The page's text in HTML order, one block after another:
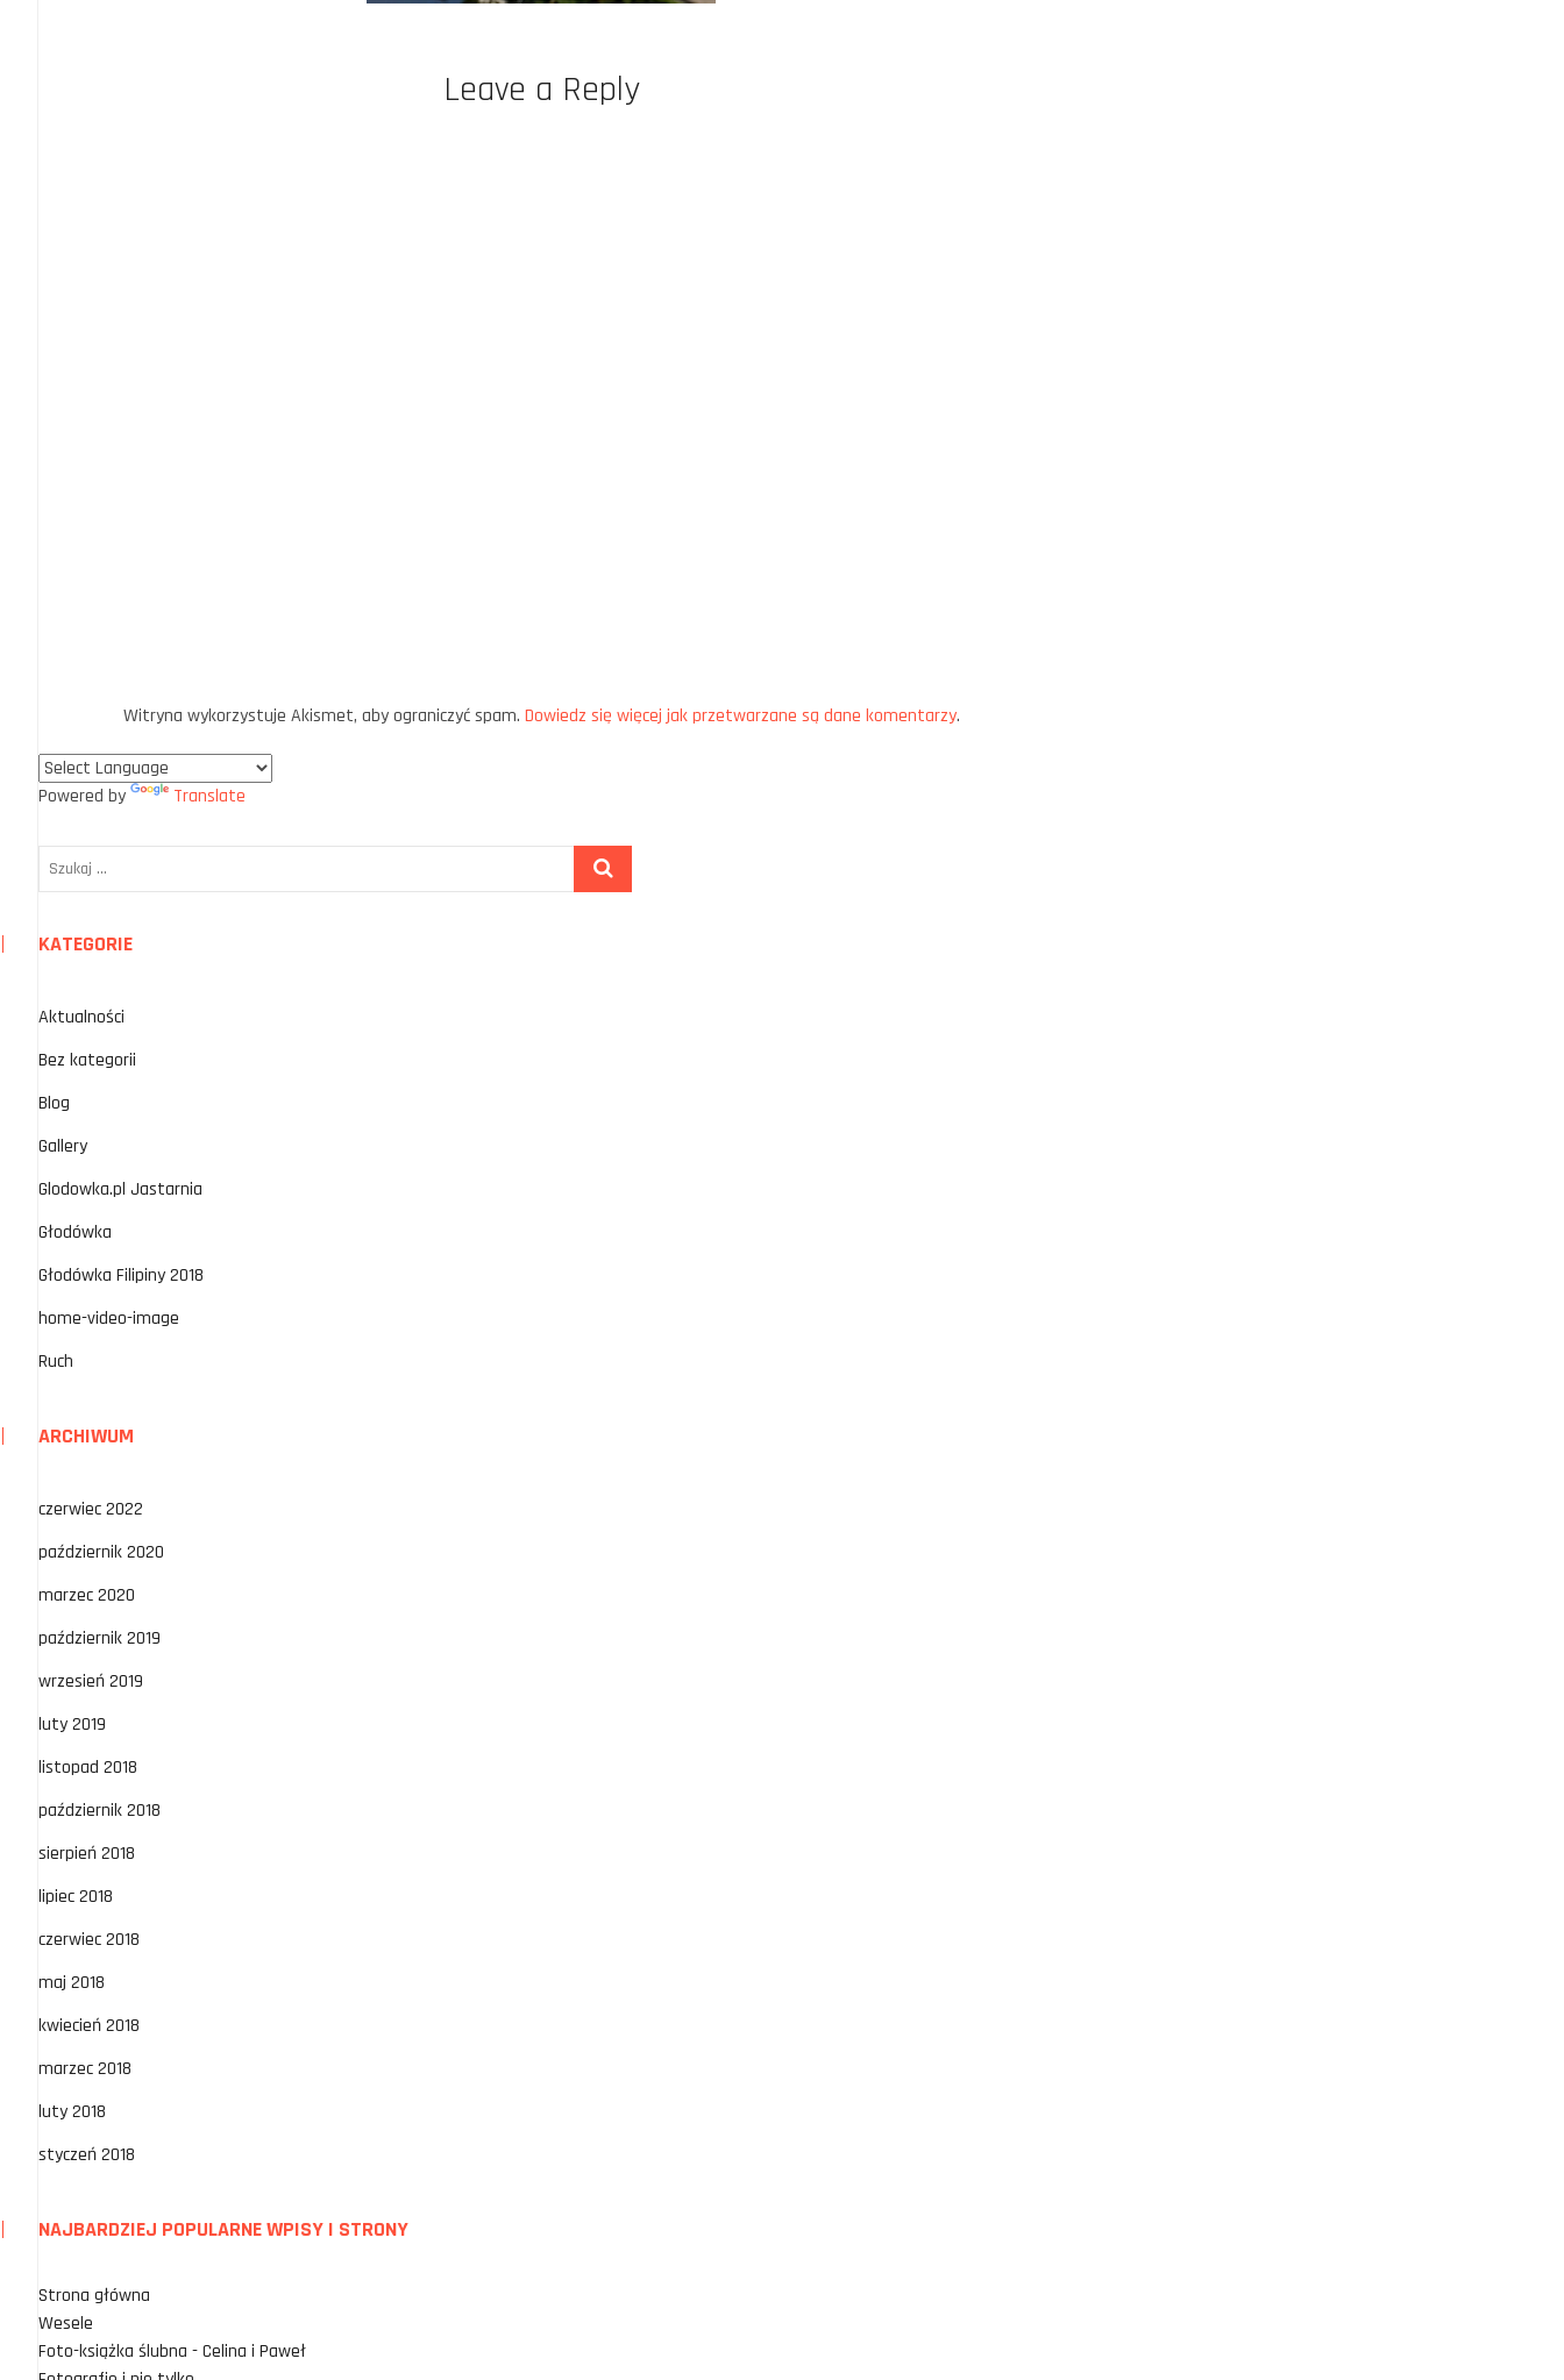
Leave a Reply
Witryna wykorzystuje Akismet, aby ograniczyć spam. Dowiedz się więcej jak przetwarzane są dane komentarzy.
Powered by Translate
Szukaj
KATEGORIE
Aktualności
Bez kategorii
Blog
Gallery
Glodowka.pl Jastarnia
Głodówka
Głodówka Filipiny 2018
home-video-image
Ruch
ARCHIWUM
czerwiec 2022
październik 2020
marzec 2020
październik 2019
wrzesień 2019
luty 2019
listopad 2018
październik 2018
sierpień 2018
lipiec 2018
czerwiec 2018
maj 2018
kwiecień 2018
marzec 2018
luty 2018
styczeń 2018
NAJBARDZIEJ POPULARNE WPISY I STRONY
Strona główna
Wesele
Foto-książka ślubna - Celina i Paweł